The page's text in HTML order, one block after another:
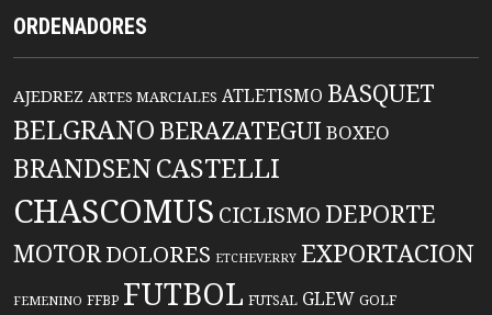
ORDENADORES
AJEDREZ ARTES MARCIALES ATLETISMO BASQUET
BELGRANO BERAZATEGUIBOXEO
BRANDSENCASTELLI
CHASCOMUS CICLISMO DEPORTE
MOTORDOLORES ETCHEVERRY EXPORTACION
FEMENINO FFBP FUTBOL FUTSAL GLEW GOLF